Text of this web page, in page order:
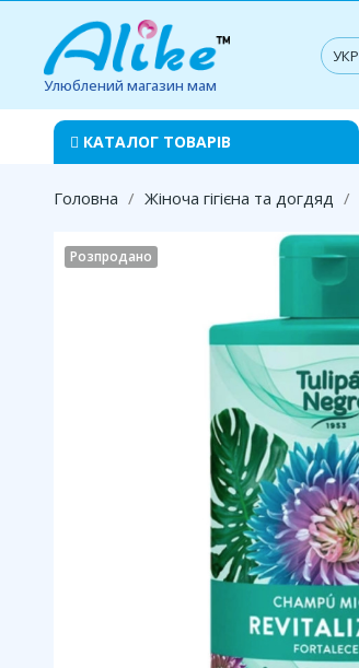
Улюблений магазин мам
УКР
КАТАЛОГ ТОВАРІВ
Головна Жіноча гігієна та догдяд
Розпродано